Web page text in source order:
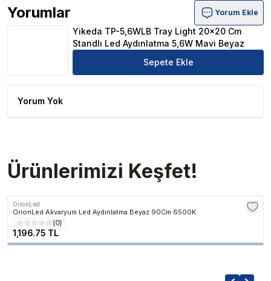
Yorumlar
Yikeda TP-5,6WLB Tray Light 20x20 Cm Standlı Led
Yorum Ekle
Yikeda TP-5,6WLB Tray Light 20x20 Cm
Standlı Led Aydınlatma 5,6W Mavi Beyaz
Sepete Ekle
Yorum Yok
Ürünlerimizi Keşfet!
OrionLed
OrionLed Akvaryum Led Aydınlatma Beyaz 90Cm 6500K
(0)
1,196.75 TL